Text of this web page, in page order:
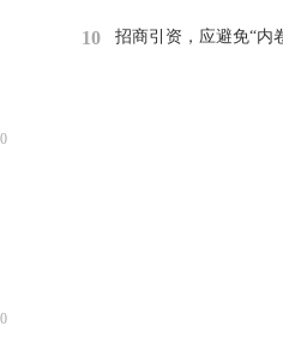
0
0
10 招商引资，应避免“内